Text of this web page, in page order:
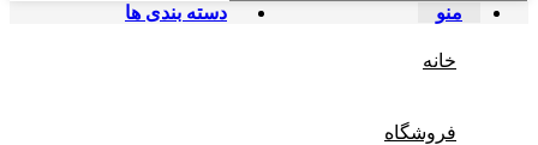
منو دسته بندی ها
خانه
فروشگاه